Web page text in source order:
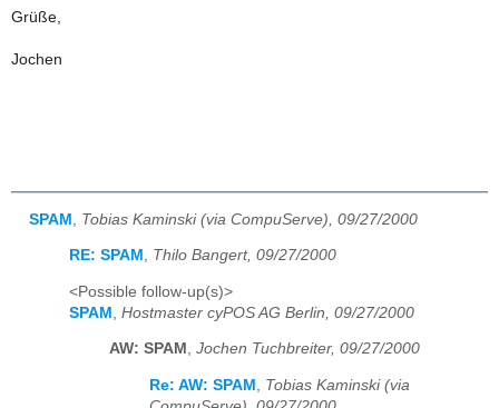
Grüße,
Jochen
SPAM Tobias Kaminski (via CompuServe), 09/27/2000
RE: SPAM , Thilo Bangert, 09/27/2000
<Possible follow-up(s)>
SPAM
Hostmaster cyPOS AG Berlin, 09/27/2000
AW: SPAM , Jochen Tuchbreiter, 09/27/2000
Re: AW: SPAM
Tobias Kaminski (via